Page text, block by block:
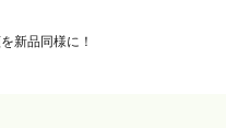
新品同様に！